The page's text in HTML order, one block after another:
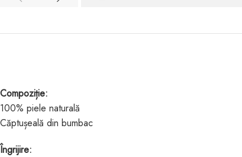
Compoziție:
100% piele naturală
Căptușeală din bumbac
Îngrijire: